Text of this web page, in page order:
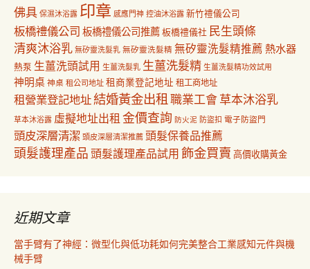
佛具 保濕沐浴露 印章 感應門神 控油沐浴露 新竹禮儀公司
板橋禮儀公司 板橋禮儀公司推薦板橋禮儀社 民生頭條
清爽沐浴乳 無矽靈洗髮乳 無矽靈洗髮精 無矽靈洗髮精推薦 熱水器
熱泵 生薑洗頭試用 生薑洗髮乳 生薑洗髮精 生薑洗髮精功效試用
神明桌 神桌 租公司地址 租商業登記地址 租工商地址
租營業登記地址結婚黃金出租職業工會草本沐浴乳
草本沐浴露 虛擬地址出租 金價查詢 防火泥 防盜扣 電子防盜門
頭皮深層清潔 頭皮深層清潔推薦 頭髮保養品推薦
頭髮護理產品 頭髮護理產品試用 飾金買賣 高價收購黃金
近期文章
當手臂有了神經：微型化與低功耗如何完美整合工業感知元件與機
械手臂